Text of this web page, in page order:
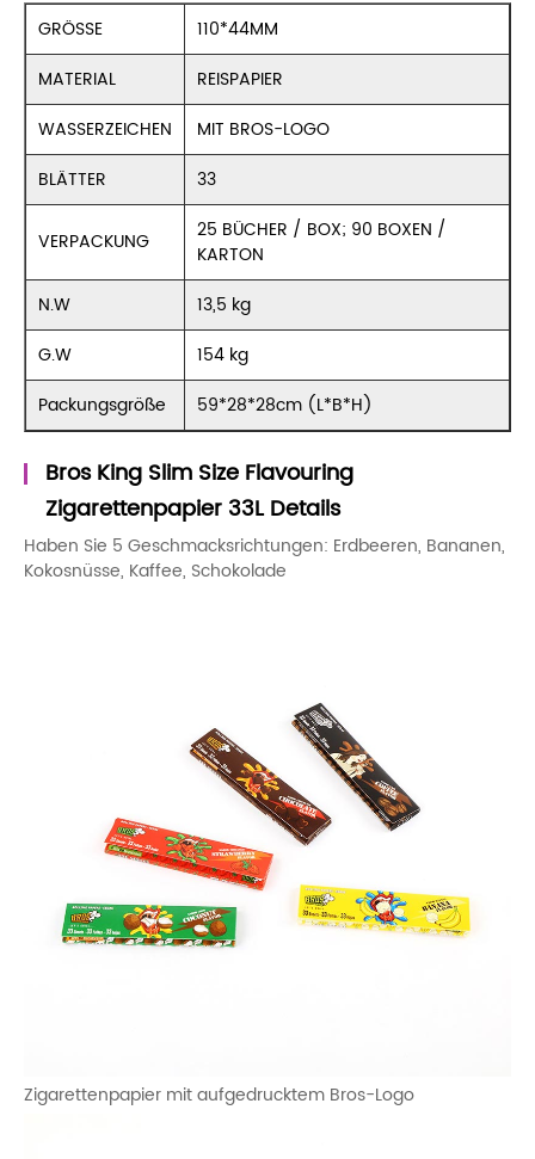
GRÖSSE
110*44MM
MATERIAL
REISPAPIER
WASSERZEICHEN
MIT BROS-LOGO
BLÄTTER
33
VERPACKUNG
25 BÜCHER / BOX; 90 BOXEN /
KARTON
N.W
13,5 kg
G.W
154 kg
Packungsgröße
59*28*28cm (L*B*H)
Bros King Slim Size Flavouring
Zigarettenpapier 33L Details
Haben Sie 5 Geschmacksrichtungen: Erdbeeren, Bananen,
Kokosnüsse, Kaffee, Schokolade
Zigarettenpapier mit aufgedrucktem Bros-Logo